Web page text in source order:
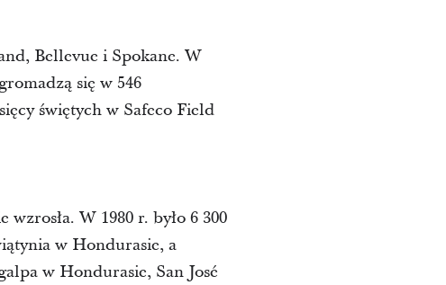
Bellevue i Spokane. W
się w 546
świętych w Safeco Field
W 1980 r. było 6 300
w Hondurasie, a
w Hondurasie, San José